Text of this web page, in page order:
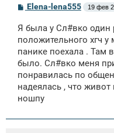
С
о
б
щ
н
и
Elena-lena555 19 фев
Я была у Сл#вко один
положительного хгч
панике поехала . Там
было. Сл#вко меня
понравилась по
надеялась , что
ношпу